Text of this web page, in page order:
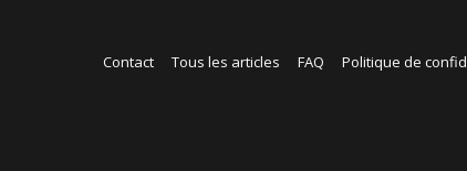
Contact Tous les articles FAQ Politique de